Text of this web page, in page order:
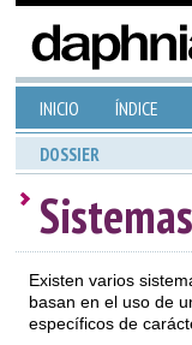
INICIO ÍNDICE
DOSSIER
Existen varios
basan en el uso de
específicos de